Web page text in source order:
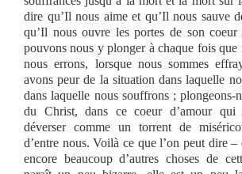
dire qu’Il nous aime et qu’Il nous sauve
qu’Il nous ouvre les portes de son coeur
pouvons nous y plonger à chaque fois que
nous errons, lorsque nous sommes
avons peur de la situation dans laquelle
dans laquelle nous souffrons ; plongeons-
du Christ, dans ce coeur d’amour qui
déverser comme un torrent de
d’entre nous. Voilà ce que l’on peut dire
encore beaucoup d’autres choses de